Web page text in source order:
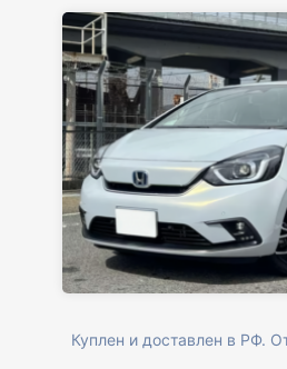
Куплен и доставлен в РФ.